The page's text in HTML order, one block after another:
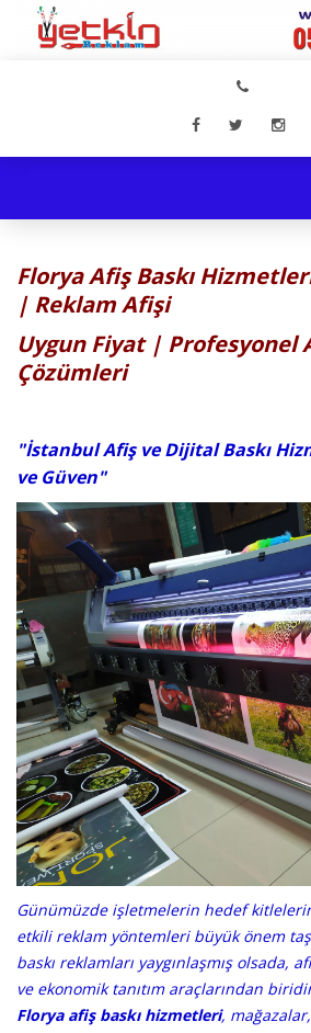
Florya Afiş Baskı
| Reklam Afişi
Uygun Fiyat | Profesyonel
Çözümleri
"İstanbul Afiş ve Dijital Baskı
ve Güven"
Günümüzde işletmelerin hedef
etkili reklam yöntemleri büyük önem
baskı reklamları yaygınlaşmış olsada,
ve ekonomik tanıtım araçlarından
Florya afiş baskı hizmetleri,